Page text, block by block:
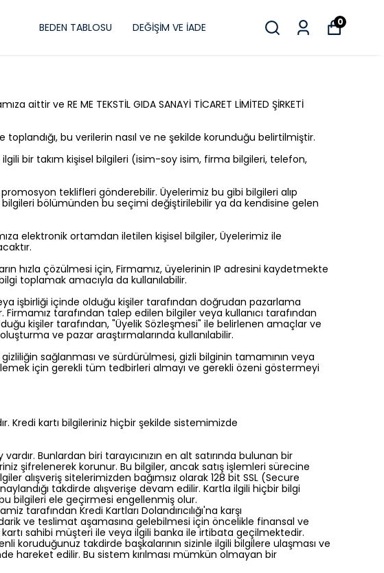
BEDEN TABLOSU DEĞİŞİM VE İADE 0
aittir ve RE ME TEKSTİL GIDA SANAYİ TİCARET LİMİTED ŞİRKETİ
bu verilerin nasıl ve ne şekilde korunduğu belirtilmiştir.
bir takım kişisel bilgileri (isim-soy isim, firma bilgileri, telefon,
teklifleri gönderebilir. Üyelerimiz bu gibi bilgileri alıp
bölümünden bu seçimi değiştirilebilir ya da kendisine gelen
elektronik ortamdan iletilen kişisel bilgiler, Üyelerimiz ile
hızla çözülmesi için, Firmamız, üyelerinin IP adresini kaydetmekte
toplamak amacıyla da kullanılabilir.
işbirliği içinde olduğu kişiler tarafından doğrudan pazarlama
tarafından talep edilen bilgiler veya kullanıcı tarafından
kişiler tarafından, "Üyelik Sözleşmesi" ile belirlenen amaçlar ve
ve pazar araştırmalarında kullanılabilir.
sağlanması ve sürdürülmesi, gizli bilginin tamamının veya
için gerekli tüm tedbirleri almayı ve gerekli özeni göstermeyi
Kredi kartı bilgileriniz hiçbir şekilde sistemimizde
Bunlardan biri tarayıcınızın en alt satırında bulunan bir
şifrelenerek korunur. Bu bilgiler, ancak satış işlemleri sürecine
alışveriş sitelerimizden bağımsız olarak 128 bit SSL (Secure
takdirde alışverişe devam edilir. Kartla ilgili hiçbir bilgi
bilgileri ele geçirmesi engellenmiş olur.
Kredi Kartları Dolandırıcılığı'na karşı
ve teslimat aşamasına gelebilmesi için öncelikle finansal ve
sahibi müşteri ile veya ilgili banka ile irtibata geçilmektedir.
koruduğunuz takdirde başkalarının sizinle ilgili bilgilere ulaşması ve
hareket edilir. Bu sistem kırılması mümkün olmayan bir